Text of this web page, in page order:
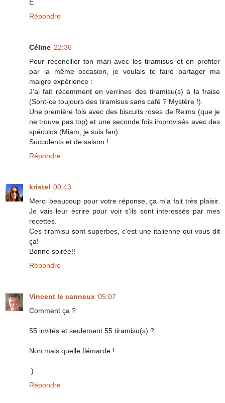
E
Répondre
Céline 22:36
Pour réconcilier ton mari avec les tiramisus et en profiter
par la même occasion, je voulais te faire partager ma
maigre expérience :
J'ai fait récemment en verrines des tiramisu(s) à la fraise
(Sont-ce toujours des tiramisus sans café ? Mystère !).
Une première fois avec des biscuits roses de Reims (que je
ne trouve pas top) et une seconde fois improvisés avec des
spéculos (Miam, je suis fan).
Succulents et de saison !
Répondre
kristel 00:43
Merci beaucoup pour votre réponse, ça m'a fait très plaisir.
Je vais leur écrire pour voir s'ils sont interessés par mes
recettes.
Ces tiramisu sont superbes, c'est une italienne qui vous dit
ça!
Bonne soirée!!
Répondre
Vincent le canneux 05:07
Comment ça ?
55 invités et seulement 55 tiramisu(s) ?
Non mais quelle flémarde !
:)
Répondre